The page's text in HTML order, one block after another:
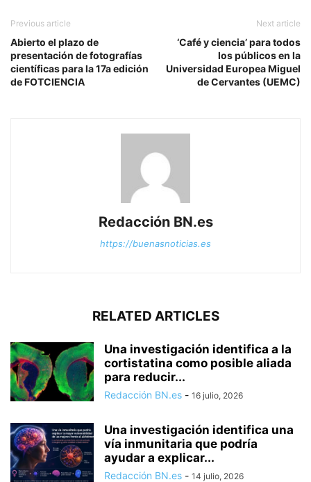
Previous article
Abierto el plazo de
presentación de fotografías
científicas para la 17a edición
de FOTCIENCIA
Next article
‘Café y ciencia’ para todos
los públicos en la
Universidad Europea Miguel
de Cervantes (UEMC)
Redacción BN.es
https://buenasnoticias.es
RELATED ARTICLES
Una investigación identifica a la
cortistatina como posible aliada
para reducir...
Redacción BN.es - 16 julio, 2026
Una investigación identifica una
vía inmunitaria que podría
ayudar a explicar...
Redacción BN.es - 14 julio, 2026